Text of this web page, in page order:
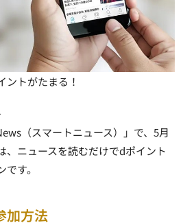
ントがたまる！
（スマートニュース）」で、5月
、ニュースを読むだけでdポイント
す。
加方法